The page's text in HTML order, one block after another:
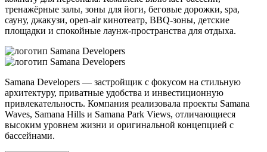
тренажёрные залы, зоны для йоги, беговые дорожки, spa,
сауну, джакузи, open-air кинотеатр, BBQ-зоны, детские
площадки и спокойные лаунж-пространства для отдыха.
Samana Developers — застройщик с фокусом на стильную
архитектуру, приватные удобства и инвестиционную
привлекательность. Компания реализовала проекты Samana
Waves, Samana Hills и Samana Park Views, отличающиеся
высоким уровнем жизни и оригинальной концепцией с
бассейнами.